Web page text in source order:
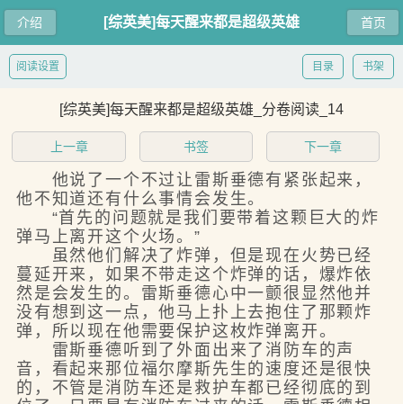
介绍 首页
[综英美]每天醒来都是超级英雄
书架
目录
阅读设置
[综英美]每天醒来都是超级英雄_分卷阅读_14
上一章 书签 下一章
他说了一个不过让雷斯垂德有紧张起来，
他不知道还有什么事情会发生。
“首先的问题就是我们要带着这颗巨大的炸
弹马上离开这个火场。”
虽然他们解决了炸弹，但是现在火势已经
蔓延开来，如果不带走这个炸弹的话，爆炸依
然是会发生的。雷斯垂德心中一颤很显然他并
没有想到这一点，他马上扑上去抱住了那颗炸
弹，所以现在他需要保护这枚炸弹离开。
雷斯垂德听到了外面出来了消防车的声
音，看起来那位福尔摩斯先生的速度还是很快
的，不管是消防车还是救护车都已经彻底的到